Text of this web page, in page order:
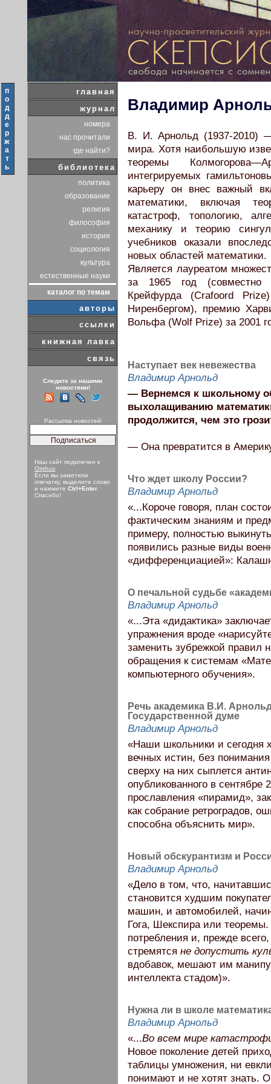
п
о
д
д
е
р
ж
а
т
ь
главная
журнал
номера
нас прочитали
где найти?
библиотека
политика
образование
религия
философия
история
социология
культура
естественные науки
каталог по темам
авторы
ссылки
книжная лавка
связь
Следите за нашими
новостями!
Рассылка новостей:
Наш сайт подключен к
Orphus
Если вы заметили
опечатку, выделите слово
и нажмите Ctrl+Enter
Спасибо!
Владимир
В. И. Арнольд (1937-2010)
мира. Хотя наибольшую
теоремы
интегрируемых
карьеру он внес важный
математики, включая
катастроф, топологию,
механику и теорию
учебников оказали
новых областей математики.
Является лауреатом
за 1965 год
Крейфурда (Crafoord
Ниренбергом), премию
Вольфа (Wolf Prize) за 2001
Наступает век невежества
Владимир Арнольд
— Вернемся к школьному
выхолащиванию
продолжится, чем это
— Она превратится в
Что ждет школу России?
Владимир Арнольд
«...Короче говоря, план
фактическим знаниям и
примеру, полностью
появились разные виды
«дифференциацией»:
О печальной судьбе
Владимир Арнольд
«...Эта «дидактика»
упражнения вроде
заменить зубрежкой правил
обращения к системам
компьютерного обучения».
Речь академика В.И.
Государственной думе
Владимир Арнольд
«Наши школьники и сегодня
вечных истин, без
сверху на них сыплется
опубликованного в сентябре
прославления «пирамид»,
как собрание ретроградов,
способна объяснить мир».
Новый обскурантизм и
Владимир Арнольд
«Дело в том, что,
становится худшим
машин, и автомобилей,
Гога, Шекспира или теоремы.
потребления и, прежде
стремятся не допустить
вдобавок, мешают им
интеллекта стадом)».
Нужна ли в школе
Владимир Арнольд
«...Во всем мире
Новое поколение детей
таблицы умножения, ни
понимают и не хотят знать.